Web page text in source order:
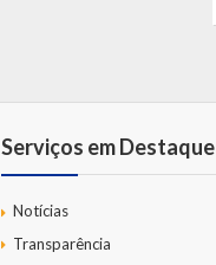
Serviços em Destaque
Notícias
Transparência